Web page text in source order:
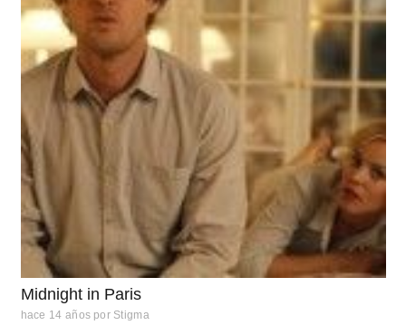
Midnight in Paris
hace 14 años por Stigma